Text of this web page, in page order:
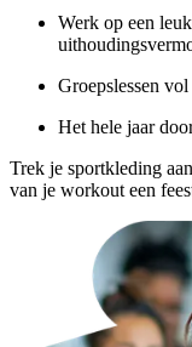
Werk op een
Groepslessen
Het hele jaar
Trek je sportkleding
van je workout een